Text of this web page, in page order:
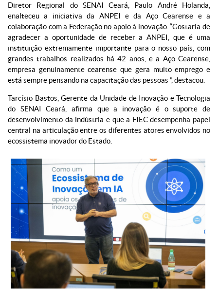
Diretor Regional do SENAI Ceará, Paulo André Holanda,
enalteceu a iniciativa da ANPEI e da Aço Cearense e a
colaboração com a Federação no apoio à inovação. “Gostaria de
agradecer a oportunidade de receber a ANPEI, que é uma
instituição extremamente importante para o nosso país, com
grandes trabalhos realizados há 42 anos, e a Aço Cearense,
empresa genuinamente cearense que gera muito emprego e
está sempre pensando na capacitação das pessoas ”, destacou.
Tarcísio Bastos, Gerente da Unidade de Inovação e Tecnologia
do SENAI Ceará, afirma que a inovação é o suporte de
desenvolvimento da indústria e que a FIEC desempenha papel
central na articulação entre os diferentes atores envolvidos no
ecossistema inovador do Estado.